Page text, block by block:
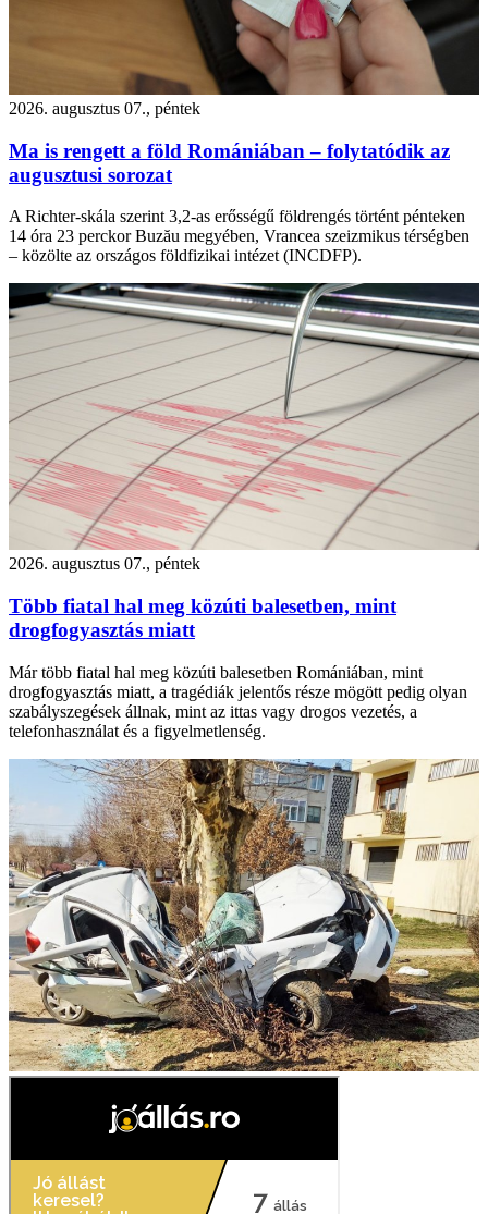
2026. augusztus 07., péntek
Ma is rengett a föld Romániában – folytatódik az
augusztusi sorozat
A Richter-skála szerint 3,2-as erősségű földrengés történt pénteken
14 óra 23 perckor Buzău megyében, Vrancea szeizmikus térségben
– közölte az országos földfizikai intézet (INCDFP).
2026. augusztus 07., péntek
Több fiatal hal meg közúti balesetben, mint
drogfogyasztás miatt
Már több fiatal hal meg közúti balesetben Romániában, mint
drogfogyasztás miatt, a tragédiák jelentős része mögött pedig olyan
szabályszegések állnak, mint az ittas vagy drogos vezetés, a
telefonhasználat és a figyelmetlenség.